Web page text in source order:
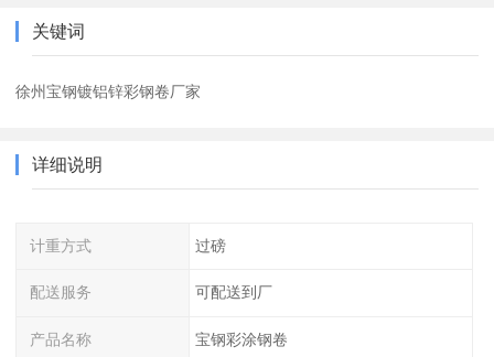
关键词
徐州宝钢镀铝锌彩钢卷厂家
详细说明
计重方式 过磅
配送服务 可配送到厂
产品名称 宝钢彩涂钢卷